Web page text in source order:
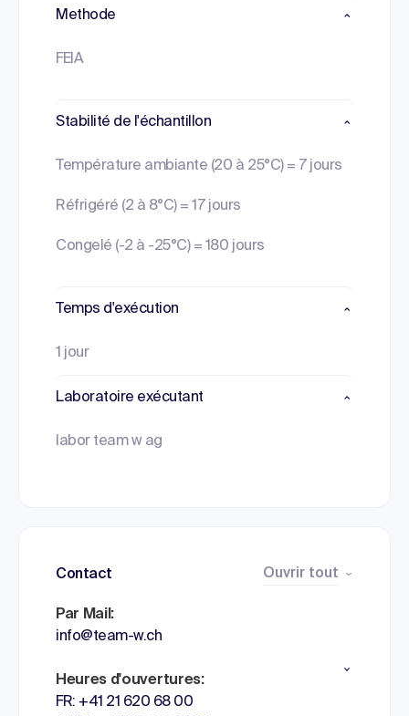
Methode
FEIA
Stabilité de l'échantillon
Température ambiante (20 à 25°C) = 7 jours
Réfrigéré (2 à 8°C) = 17 jours
Congelé (-2 à -25°C) = 180 jours
Temps d'exécution
1 jour
Laboratoire exécutant
labor team w ag
Contact Ouvrir tout
Par Mail:
info@team-w.ch
Heures d'ouvertures:
FR: +41 21 620 68 00